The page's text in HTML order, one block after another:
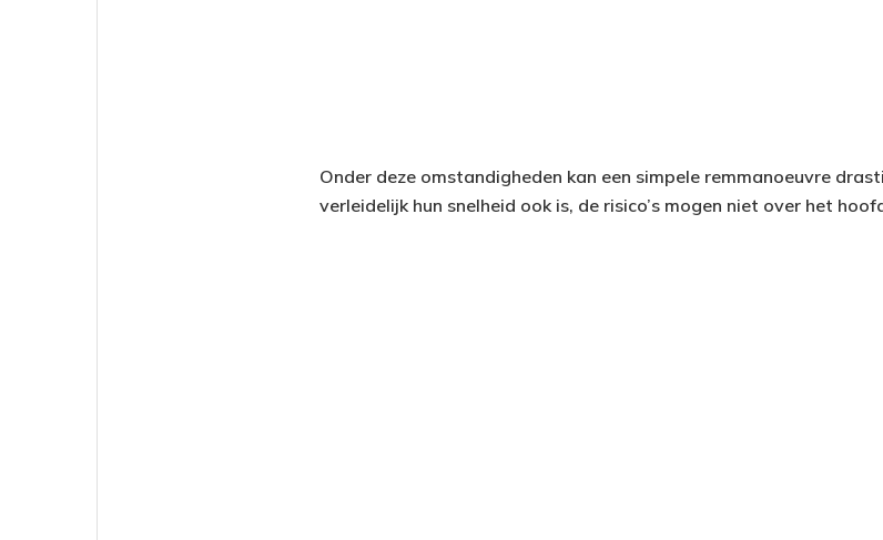
Onder deze omstandigheden kan een simpele remmanoeuvre
verleidelijk hun snelheid ook is, de risico’s mogen niet over het